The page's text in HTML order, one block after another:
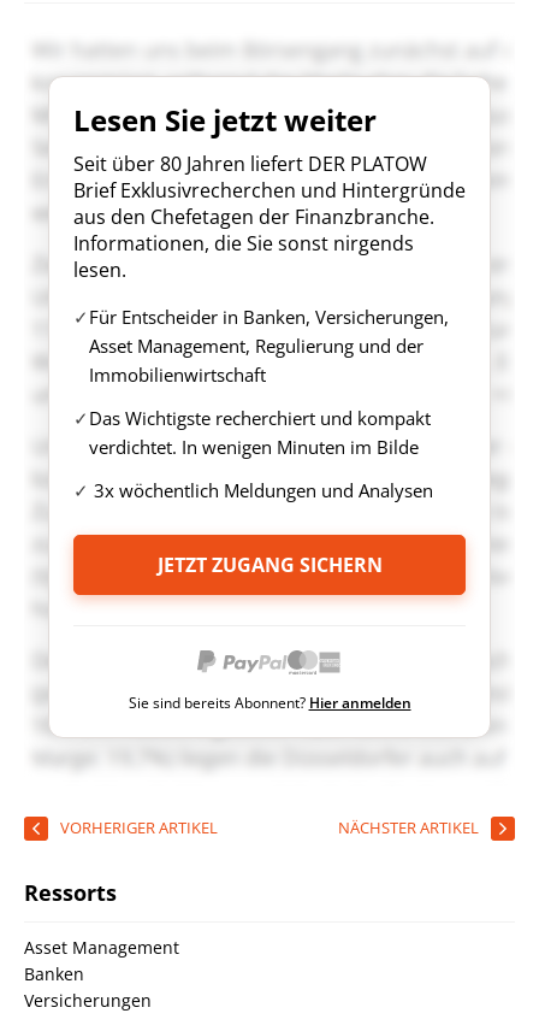
Lesen Sie jetzt weiter
Seit über 80 Jahren liefert DER PLATOW
Brief Exklusivrecherchen und Hintergründe
aus den Chefetagen der Finanzbranche.
Informationen, die Sie sonst nirgends
lesen.
Für Entscheider in Banken, Versicherungen,
Asset Management, Regulierung und der
Immobilienwirtschaft
Das Wichtigste recherchiert und kompakt
verdichtet. In wenigen Minuten im Bilde
3x wöchentlich Meldungen und Analysen
JETZT ZUGANG SICHERN
Sie sind bereits Abonnent? Hier anmelden
VORHERIGER ARTIKEL NÄCHSTER ARTIKEL
Ressorts
Asset Management
Banken
Versicherungen